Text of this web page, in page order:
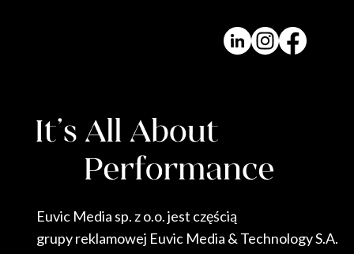
Euvic Media sp. z o.o. jest częścią
grupy reklamowej Euvic Media & Technology S.A.